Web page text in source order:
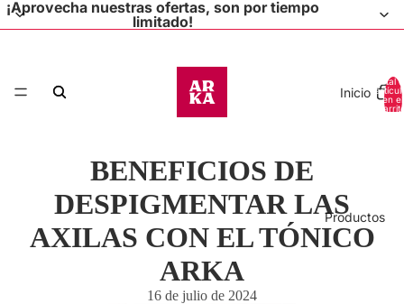
¡Aprovecha nuestras ofertas, son por tiempo
limitado!
Inicio
Productos
Total
en el
BENEFICIOS DE
DESPIGMENTAR LAS
AXILAS CON EL TÓNICO
ARKA
16 de julio de 2024